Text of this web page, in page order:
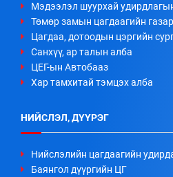
Мэдээлэл шуурхай
Төмөр замын цагдаагийн газар
Цагдаа, дотоодын цэргийн
Санхүү, ар талын алба
ЦЕГ-ын Автобааз
Хар тамхитай тэмцэх алба
НИЙСЛЭЛ, ДҮҮРЭГ
Нийслэлийн цагдаагийн
Баянгол дүүргийн ЦГ